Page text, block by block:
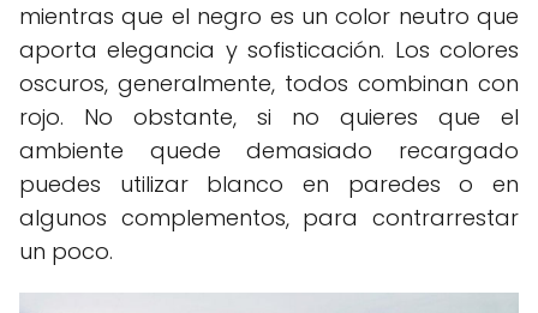
mientras que el negro es un color neutro que
aporta elegancia y sofisticación. Los colores
oscuros, generalmente, todos combinan con
rojo. No obstante, si no quieres que el
ambiente quede demasiado recargado
puedes utilizar blanco en paredes o en
algunos complementos, para contrarrestar
un poco.